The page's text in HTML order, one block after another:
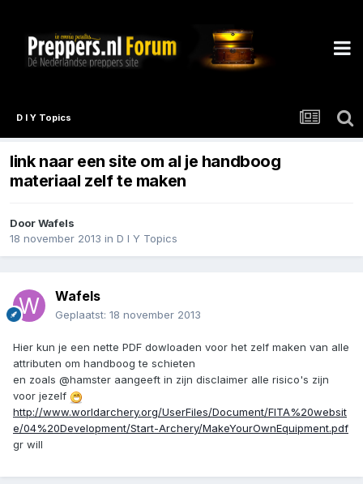
D I Y Topics
link naar een site om al je handboog
materiaal zelf te maken
DoorWafels
18 november 2013 in D I Y Topics
Wafels
Geplaatst: 18 november 2013
Hier kun je een nette PDF dowloaden voor het zelf maken van alle
attributen om handboog te schieten
en zoals @hamster aangeeft in zijn disclaimer alle risico's zijn
voor jezelf
http://www.worldarchery.org/UserFiles/Document/FITA%20websit
e/04%20Development/Start-Archery/MakeYourOwnEquipment.pdf
gr will